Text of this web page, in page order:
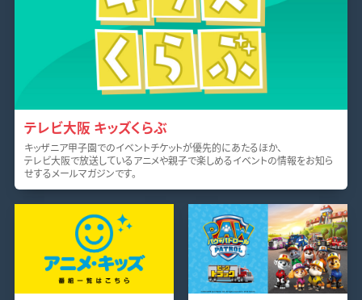
テレビ大阪 キッズくらぶ
キッザニア甲子園でのイベントチケットが優先的にあたるほか、
テレビ大阪で放送しているアニメや親子で楽しめるイベントの情報をお知ら
せするメールマガジンです。